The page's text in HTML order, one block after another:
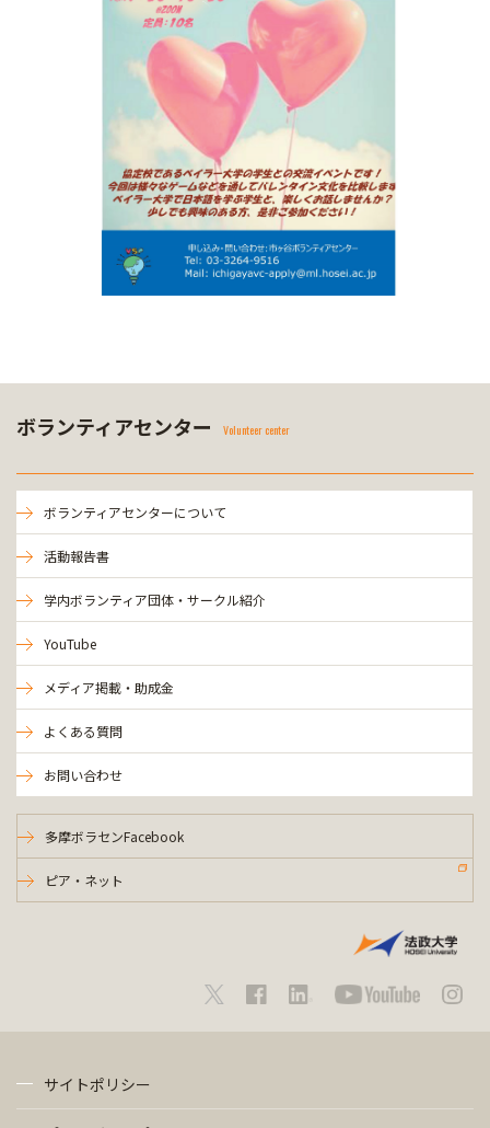
ボランティアセンター Volunteer center
ボランティアセンターについて
活動報告書
学内ボランティア団体・サークル紹介
YouTube
メディア掲載・助成金
よくある質問
お問い合わせ
多摩ボラセンFacebook
ピア・ネット
サイトポリシー